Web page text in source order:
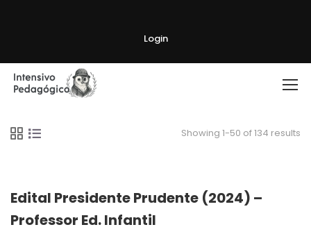
Login
Showing 1-50 of 134 results
Edital Presidente Prudente (2024) –
Professor Ed. Infantil